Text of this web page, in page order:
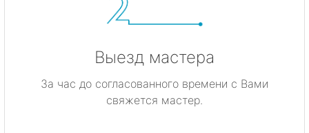
Выезд мастера
За час до согласованного времени с Вами
свяжется мастер.